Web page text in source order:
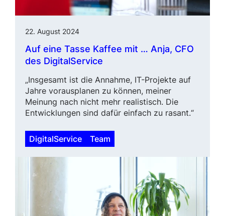
22. August 2024
Auf eine Tasse Kaffee mit … Anja, CFO
des DigitalService
„Insgesamt ist die Annahme, IT-Projekte auf
Jahre voraus­planen zu können, meiner
Meinung nach nicht mehr realis­tisch. Die
Entwicklungen sind dafür einfach zu rasant.“
DigitalService Team